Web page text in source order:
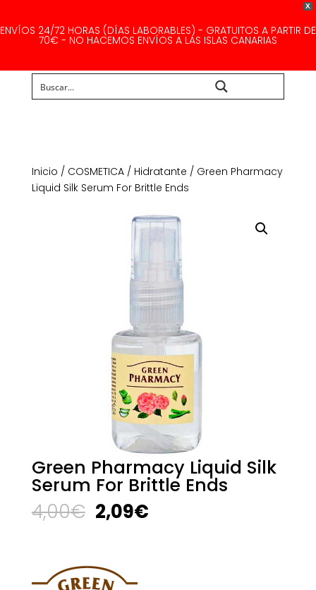
X
ENVÍOS 24/72 HORAS (DÍAS LABORABLES) - GRATUITOS A PARTIR DE
70€ - NO HACEMOS ENVÍOS A LAS ISLAS CANARIAS
Inicio / COSMETICA/ Hidratante / Green Pharmacy
Liquid Silk Serum For Brittle Ends
Green Pharmacy Liquid Silk
Serum For Brittle Ends
4,00€ El
precio
era:
4,00€.
2,09€El